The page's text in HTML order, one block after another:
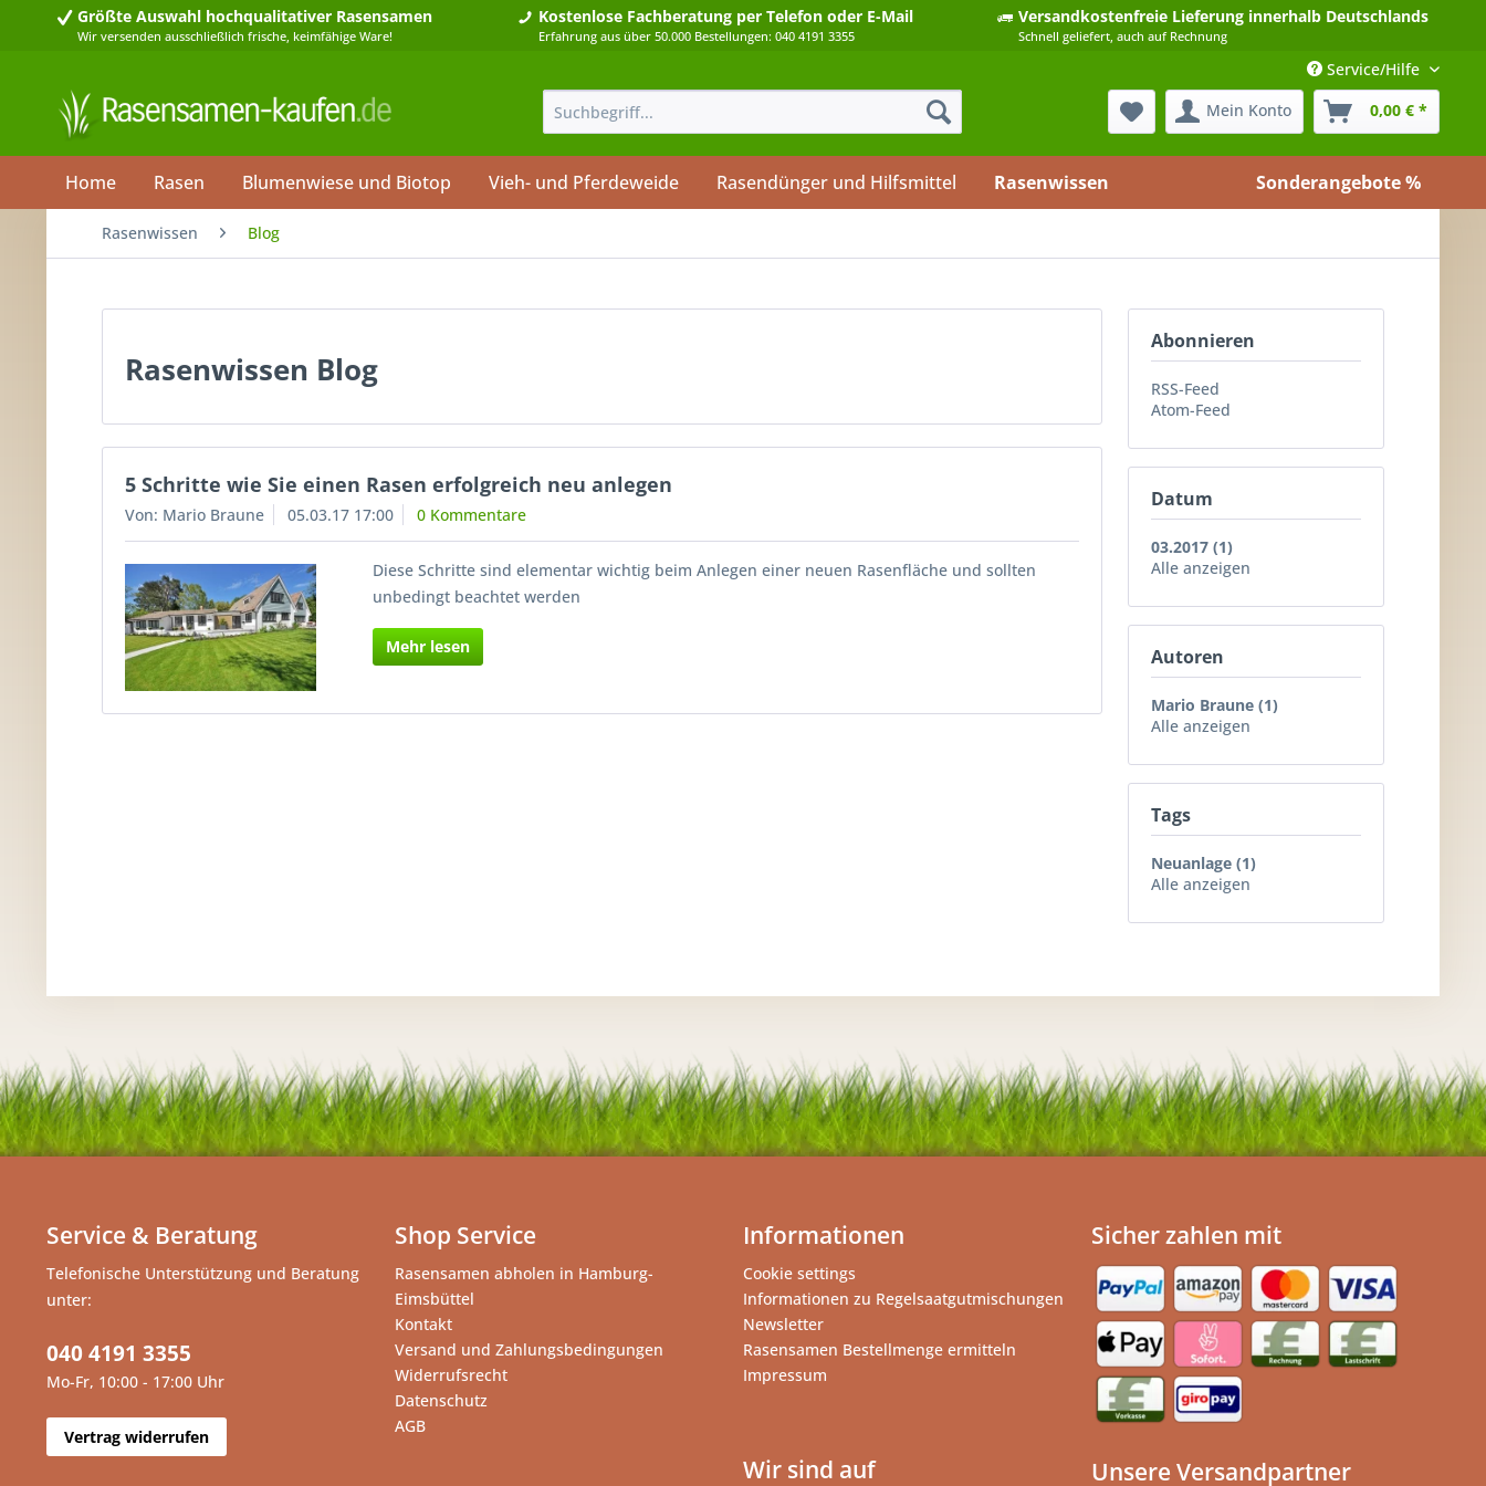
Größte Auswahl hochqualitativer Rasensamen
Wir versenden ausschließlich frische, keimfähige Ware!
Kostenlose Fachberatung per Telefon oder E-Mail
Erfahrung aus über 50.000 Bestellungen: 040 4191 3355
Versandkostenfreie Lieferung innerhalb Deutschlands
Schnell geliefert, auch auf Rechnung
Service/Hilfe
Mein Konto
0,00 € *
Home Rasen Blumenwiese und Biotop Vieh- und Pferdeweide Rasendünger und Hilfsmittel Sonderangebote %
Rasenwissen
Rasenwissen Blog
Abonnieren
RSS-Feed
Atom-Feed
Datum
03.2017 (1)
Alle anzeigen
Autoren
Mario Braune (1)
Alle anzeigen
Tags
Neuanlage (1)
Alle anzeigen
Rasenwissen Blog
5 Schritte wie Sie einen Rasen erfolgreich neu anlegen
Von: Mario Braune 05.03.17 17:00 0 Kommentare
Diese Schritte sind elementar wichtig beim Anlegen einer neuen Rasenfläche und sollten
unbedingt beachtet werden
Mehr lesen
Service & Beratung
Telefonische Unterstützung und Beratung
unter:
040 4191 3355
Mo-Fr, 10:00 - 17:00 Uhr
Vertrag widerrufen
Shop Service
Rasensamen abholen in Hamburg-
Eimsbüttel
Kontakt
Versand und Zahlungsbedingungen
Widerrufsrecht
Datenschutz
AGB
Informationen
Cookie settings
Informationen zu Regelsaatgutmischungen
Newsletter
Rasensamen Bestellmenge ermitteln
Impressum
Wir sind auf
Sicher zahlen mit
Unsere Versandpartner